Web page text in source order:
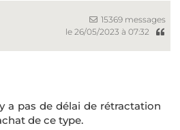
15369 messages
le 26/05/2023 à 07:32
a pas de délai de rétractation
de ce type.